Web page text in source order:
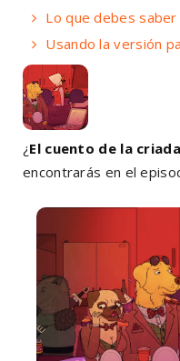
Lo que debes
Usando la versión
¿El cuento de la criada
encontrarás en el